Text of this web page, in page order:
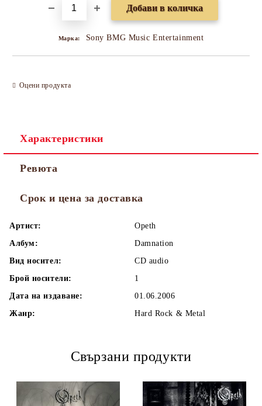
Марка: Sony BMG Music Entertainment
Оцени продукта
Характеристики
Ревюта
Срок и цена за доставка
Артист:
Opeth
Албум:
Damnation
Вид носител:
CD audio
Брой носители:
1
Дата на издаване:
01.06.2006
Жанр:
Hard Rock & Metal
Свързани продукти